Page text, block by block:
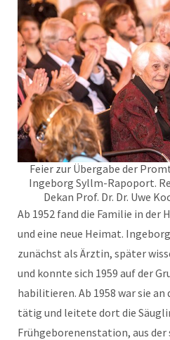
Feier zur Übergabe der
Ingeborg Syllm-Rapoport.
Dekan Prof. Dr. Dr. Uwe
Ab 1952 fand die Familie in der
und eine neue Heimat.
zunächst als Ärztin, später
und konnte sich 1959 auf der
habilitieren. Ab 1958 war sie
tätig und leitete dort die
Frühgeborenenstation, aus